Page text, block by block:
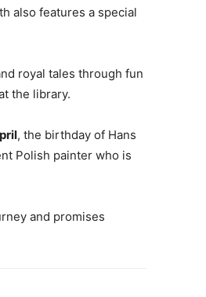
also features a special
royal tales through fun
the library.
, the birthday of Hans
Polish painter who is
and promises